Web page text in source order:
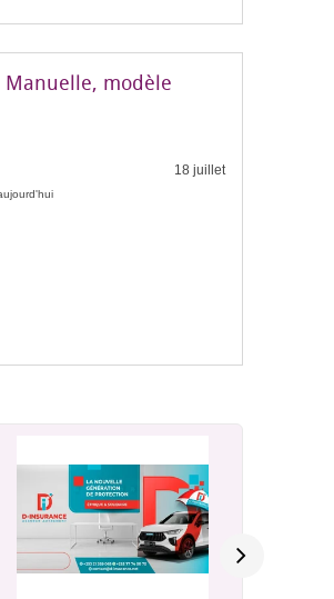
Manuelle, modèle
18 juillet